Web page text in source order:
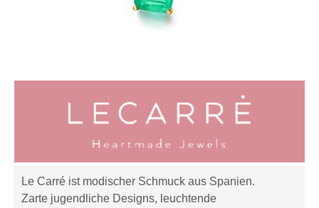
Le Carré ist modischer Schmuck aus Spanien.
Zarte jugendliche Designs, leuchtende